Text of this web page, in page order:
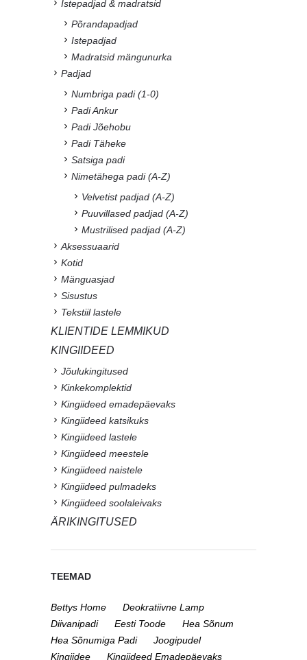
Istepadjad & madratsid
Põrandapadjad
Istepadjad
Madratsid mängunurka
Padjad
Numbriga padi (1-0)
Padi Ankur
Padi Jõehobu
Padi Täheke
Satsiga padi
Nimetähega padi (A-Z)
Velvetist padjad (A-Z)
Puuvillased padjad (A-Z)
Mustrilised padjad (A-Z)
Aksessuaarid
Kotid
Mänguasjad
Sisustus
Tekstiil lastele
KLIENTIDE LEMMIKUD
KINGIIDEED
Jõulukingitused
Kinkekomplektid
Kingiideed emadepäevaks
Kingiideed katsikuks
Kingiideed lastele
Kingiideed meestele
Kingiideed naistele
Kingiideed pulmadeks
Kingiideed soolaleivaks
ÄRIKINGITUSED
TEEMAD
Bettys Home
Deokratiivne Lamp
Diivanipadi
Eesti Toode
Hea Sõnum
Hea Sõnumiga Padi
Joogipudel
Kingiidee
Kingiideed Emadepäevaks